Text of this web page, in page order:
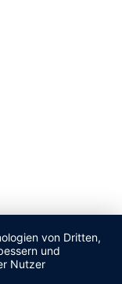
von Dritten,
und
Nutzer